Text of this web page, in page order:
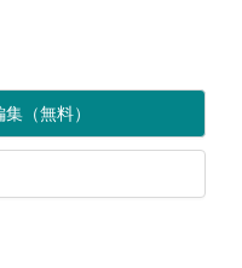
（無料）